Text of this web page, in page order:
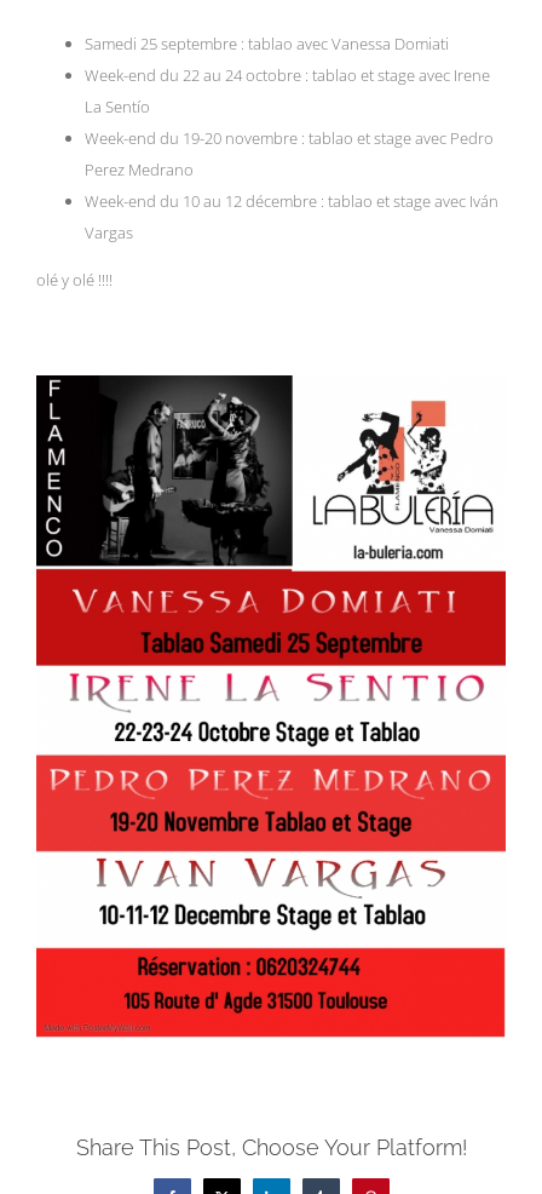
Samedi 25 septembre : tablao avec Vanessa Domiati
Week-end du 22 au 24 octobre : tablao et stage avec Irene
La Sentío
Week-end du 19-20 novembre : tablao et stage avec Pedro
Perez Medrano
Week-end du 10 au 12 décembre : tablao et stage avec Iván
Vargas
olé y olé !!!!
Share This Post, Choose Your Platform!